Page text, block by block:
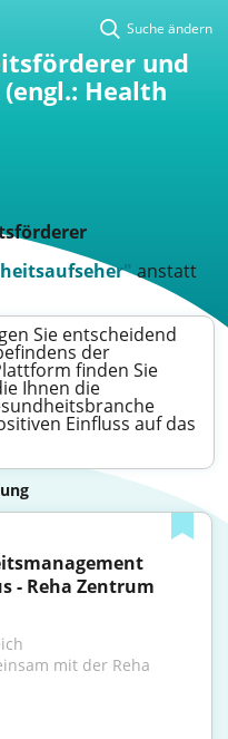
Suche ändern
und
Health
anstatt
Sie entscheidend
der
finden Sie
Ihnen die
Einfluss auf das
mit der Reha